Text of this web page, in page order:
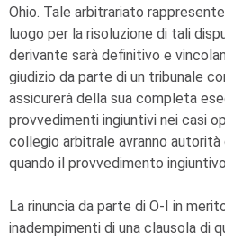
Ohio. Tale arbitrariato
luogo per la risoluzione di tali
derivante sarà definitivo e
giudizio da parte di un tribunale
assicurerà della sua completa
provvedimenti ingiuntivi nei casi
collegio arbitrale avranno autorità
quando il provvedimento
La rinuncia da parte di O-I in
inadempimenti di una clausola di